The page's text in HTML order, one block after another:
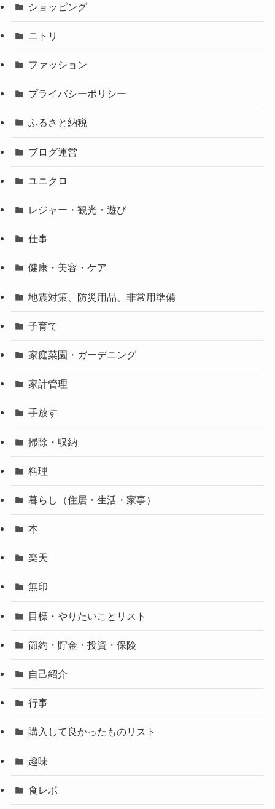
ショッピング
ニトリ
ファッション
プライバシーポリシー
ふるさと納税
ブログ運営
ユニクロ
レジャー・観光・遊び
仕事
健康・美容・ケア
地震対策、防災用品、非常用準備
子育て
家庭菜園・ガーデニング
家計管理
手放す
掃除・収納
料理
暮らし（住居・生活・家事）
本
楽天
無印
目標・やりたいことリスト
節約・貯金・投資・保険
自己紹介
行事
購入して良かったものリスト
趣味
食レポ